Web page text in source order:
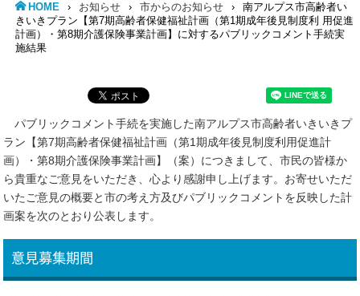
HOME
› お知らせ › 市からのお知らせ ›
南アルプス市高齢者い
きいきプラン【第7期高齢者保健福祉計画（第1期成年後見制度利 用促進
計画）・第8期介護保険事業計画】に対するパブリックコメント手続実
施結果
パブリックコメント手続を実施した南アルプス市高齢者いきいきプ
ラン【第7期高齢者保健福祉計画（第1期成年後見制度利用促進計
画）・第8期介護保険事業計画】（案）につきまして、市民の皆様か
ら貴重なご意見をいただき、心より感謝申し上げます。お寄せいただ
いたご意見の概要と市の考え方及びパブリックコメントを反映した計
画案を次のとおり公表します。
意見募集期間